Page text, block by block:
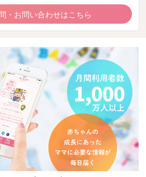
・お問い合わせはこちら